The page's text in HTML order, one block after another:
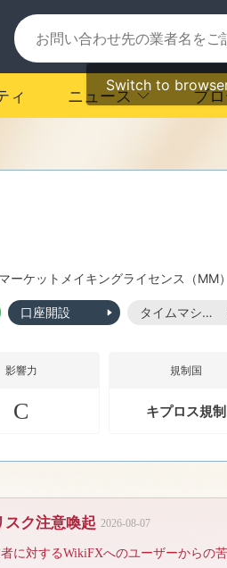
Switch to
ィ ニュース ブ
マーケットメイキングライセンス（MM）
口座開設 タイムマシーン
影響力
C
規制国
キプロス規制
ブローカ
ク注意喚起 2026-08-07